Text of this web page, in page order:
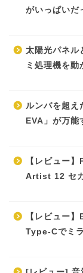
がいっぱいだ
太陽光パネ
ミ処理機を動
ルンバを超え
EVA」が万能
【レビュー
Artist 12 セ
【レビュー
Type-Cでミ